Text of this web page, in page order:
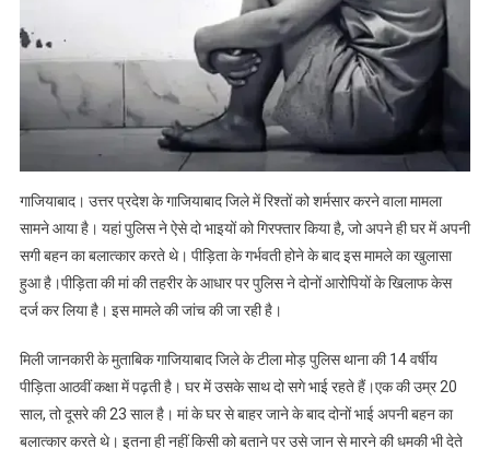
बहन
का
एक
साल
से
बलात्कार
कर
थे
2
भाई,
गर्भवती
हुआ
खुलासा
गाजियाबाद। उत्तर प्रदेश के गाजियाबाद जिले में रिश्तों को शर्मसार करने वाला मामला
सामने आया है। यहां पुलिस ने ऐसे दो भाइयों को गिरफ्तार किया है, जो अपने ही घर में अपनी
सगी बहन का बलात्कार करते थे। पीड़िता के गर्भवती होने के बाद इस मामले का खुलासा
हुआ है।पीड़िता की मां की तहरीर के आधार पर पुलिस ने दोनों आरोपियों के खिलाफ केस
दर्ज कर लिया है। इस मामले की जांच की जा रही है।
मिली जानकारी के मुताबिक गाजियाबाद जिले के टीला मोड़ पुलिस थाना की 14 वर्षीय
पीड़िता आठवीं कक्षा में पढ़ती है। घर में उसके साथ दो सगे भाई रहते हैं।एक की उम्र 20
साल, तो दूसरे की 23 साल है। मां के घर से बाहर जाने के बाद दोनों भाई अपनी बहन का
बलात्कार करते थे। इतना ही नहीं किसी को बताने पर उसे जान से मारने की धमकी भी देते